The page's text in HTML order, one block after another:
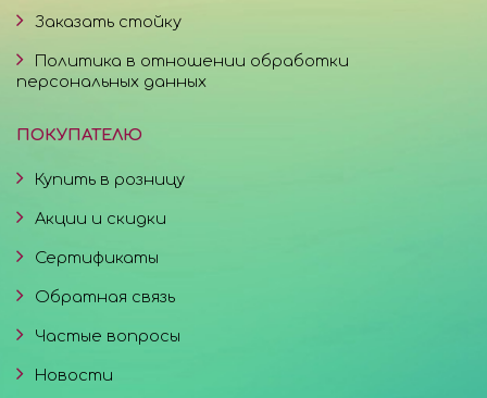
Заказать стойку
Политика в отношении обработки
персональных данных
ПОКУПАТЕЛЮ
Купить в розницу
Акции и скидки
Сертификаты
Обратная связь
Частые вопросы
Новости